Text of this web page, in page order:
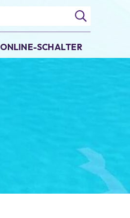
Suche starten
ONLINE-SCHALTER